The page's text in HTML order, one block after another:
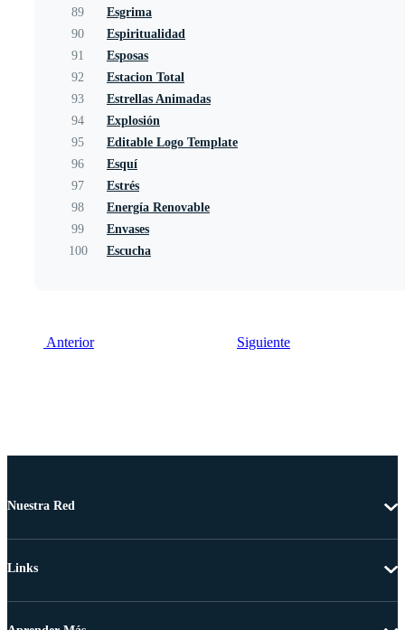
89
Esgrima
90
Espiritualidad
91
Esposas
92
Estacion Total
93
Estrellas Animadas
94
Explosión
95
Editable Logo Template
96
Esquí
97
Estrés
98
Energía Renovable
99
Envases
100
Escucha
Anterior Siguiente
Nuestra Red
Links